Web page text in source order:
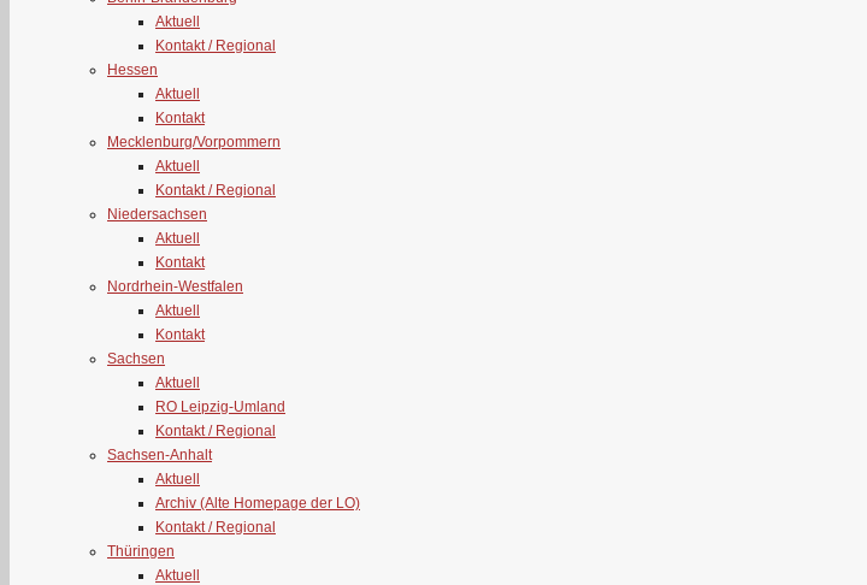
Aktuell
Kontakt / Regional
Hessen
Aktuell
Kontakt
Mecklenburg/Vorpommern
Aktuell
Kontakt / Regional
Niedersachsen
Aktuell
Kontakt
Nordrhein-Westfalen
Aktuell
Kontakt
Sachsen
Aktuell
RO Leipzig-Umland
Kontakt / Regional
Sachsen-Anhalt
Aktuell
Archiv (Alte Homepage der LO)
Kontakt / Regional
Thüringen
Aktuell